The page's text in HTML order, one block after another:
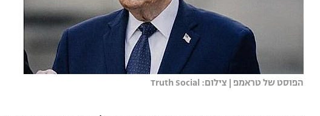
הפוסט של טראמפ | צילום: Truth Social